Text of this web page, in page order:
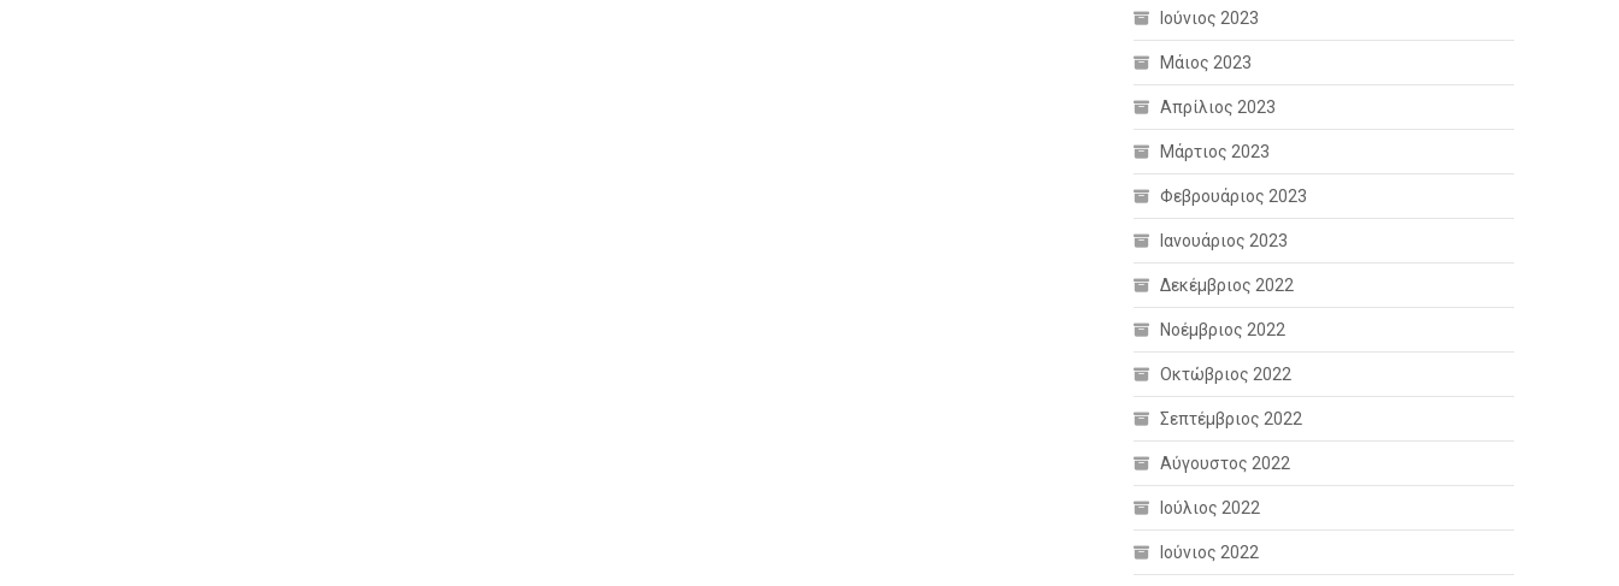
Ιούνιος 2023
Μάιος 2023
Απρίλιος 2023
Μάρτιος 2023
Φεβρουάριος 2023
Ιανουάριος 2023
Δεκέμβριος 2022
Νοέμβριος 2022
Οκτώβριος 2022
Σεπτέμβριος 2022
Αύγουστος 2022
Ιούλιος 2022
Ιούνιος 2022